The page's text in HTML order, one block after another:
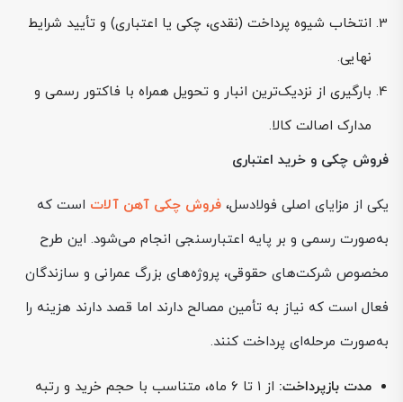
انتخاب شیوه پرداخت (نقدی، چکی یا اعتباری) و تأیید شرایط
نهایی.
بارگیری از نزدیک‌ترین انبار و تحویل همراه با فاکتور رسمی و
مدارک اصالت کالا.
فروش چکی و خرید اعتباری
یکی از مزایای اصلی فولادسل، فروش چکی آهن آلات است که
به‌صورت رسمی و بر پایه اعتبارسنجی انجام می‌شود. این طرح
مخصوص شرکت‌های حقوقی، پروژه‌های بزرگ عمرانی و سازندگان
فعال است که نیاز به تأمین مصالح دارند اما قصد دارند هزینه را
به‌صورت مرحله‌ای پرداخت کنند.
مدت بازپرداخت:
از ۱ تا ۶ ماه، متناسب با حجم خرید و رتبه